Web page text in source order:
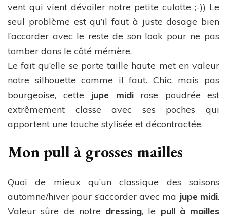
vent qui vient dévoiler notre petite culotte ;-)) Le
seul problème est qu’il faut à juste dosage bien
l’accorder avec le reste de son look pour ne pas
tomber dans le côté mémère.
Le fait qu’elle se porte taille haute met en valeur
notre silhouette comme il faut. Chic, mais pas
bourgeoise, cette jupe midirose poudrée est
extrêmement classe avec ses poches qui
apportent une touche stylisée et décontractée.
Mon pull à grosses mailles
Quoi de mieux qu’un classique des saisons
automne/hiver pour s’accorder avec ma jupe midi.
Valeur sûre de notre dressing, le pull à mailles